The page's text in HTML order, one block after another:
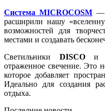
Система MICROCOSM —
расширили нашу
возможностей для
местами и создавать
Светильники DISCOи
отраженное свечение. Это
которое добавляет
Идеально для создания
отдыха.